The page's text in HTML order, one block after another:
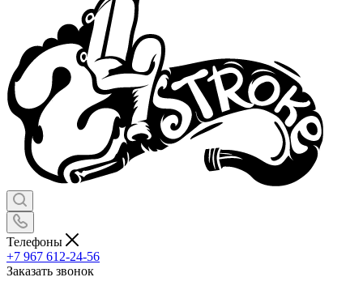
Телефоны
+7 967 612-24-56
Заказать звонок